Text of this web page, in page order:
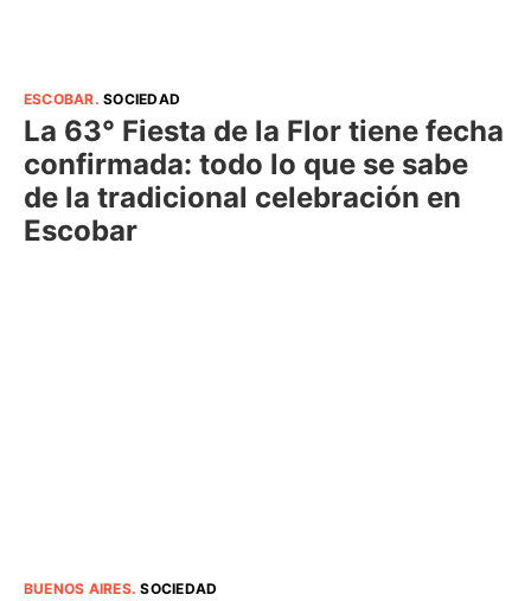
ESCOBAR.SOCIEDAD
La 63° Fiesta de la Flor tiene fecha
confirmada: todo lo que se sabe
de la tradicional celebración en
Escobar
BUENOS AIRES.SOCIEDAD